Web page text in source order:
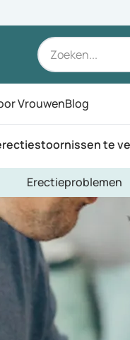
VrouwenBlog
te
Erectieproblemen